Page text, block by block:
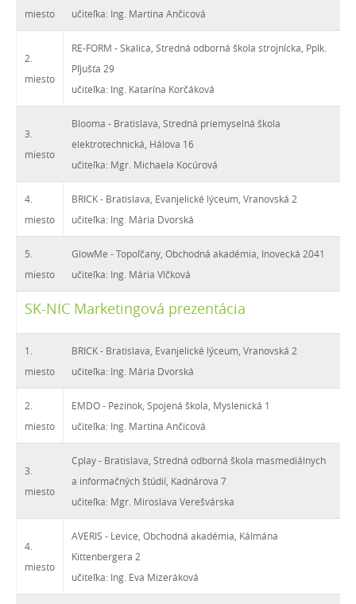
miesto
učiteľka: Ing. Martina Ančicová
2.
miesto
RE-FORM - Skalica, Stredná odborná škola strojnícka, Pplk.
Pľjušťa 29
učiteľka: Ing. Katarína Korčáková
3.
miesto
Blooma - Bratislava, Stredná priemyselná škola
elektrotechnická, Hálova 16
učiteľka: Mgr. Michaela Kocúrová
4.
miesto
BRICK - Bratislava, Evanjelické lýceum, Vranovská 2
učiteľka: Ing. Mária Dvorská
5.
miesto
GlowMe - Topoľčany, Obchodná akadémia, Inovecká 2041
učiteľka: Ing. Mária Vlčková
SK-NIC Marketingová prezentácia
1.
miesto
BRICK - Bratislava, Evanjelické lýceum, Vranovská 2
učiteľka: Ing. Mária Dvorská
2.
miesto
EMDO - Pezinok, Spojená škola, Myslenická 1
učiteľka: Ing. Martina Ančicová
3.
miesto
Cplay - Bratislava, Stredná odborná škola masmediálnych
a informačných štúdií, Kadnárova 7
učiteľka: Mgr. Miroslava Verešvárska
4.
miesto
AVERIS - Levice, Obchodná akadémia, Kálmána
Kittenbergera 2
učiteľka: Ing. Eva Mizeráková